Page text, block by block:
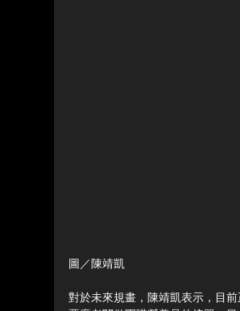
圖／陳靖凱
對於未來規畫，陳靖凱表示，目